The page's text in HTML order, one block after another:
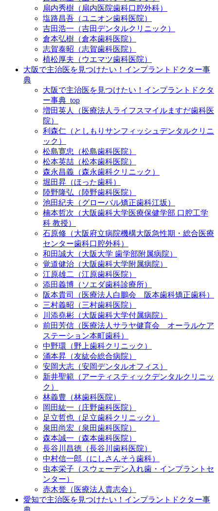
扇内秀樹（扇内医院歯科口腔外科）
塩路昌吾（ユニオン歯科医院）
吉田浩一（吉田デンタルクリニック）
倉本弘樹（倉本歯科医院）
志賀泰昭（志賀歯科医院）
植松厚夫（ウエマツ歯科医院）
大阪で主治医を見つけたい！インプラントドクター事
典
大阪で主治医を見つけたい！インプラントドクタ
ー事典_top
増田英人（医療法人ライフスマイルますだ歯科医
院）
利森仁（としもりサンフィッシュデンタルクリニ
ック）
松島寛忠（松島歯科医院）
松本英喆（松本歯科医院）
森永昌義（森永歯科クリニック）
堀田昇（ほった歯科）
陸野隆弘（陸野歯科医院）
池田紀夫（グローバル矯正歯科江坂）
楠本哲次（大阪歯科大学医療保健学部 口腔工学
科 教授）
石原修（大阪府立病院機構大阪急性期・総合医療
センター歯科口腔外科）
和田誠大（大阪大学 歯学部附属病院）
覚道健治（大阪歯科大学附属病院）
江原雄二（江原歯科医院）
添田義博（ソエダ歯科診療所）
阪本貴司（医療法人白鵬会 阪本歯科矯正歯科）
三村義昭（三村歯科医院）
川添堯彬（大阪歯科大学付属病院）
前田芳信（医療法人サラヤ健育会 オーラルケア
ステーション本町歯科）
中野環（野上歯科クリニック）
涌本昇（友紘会総合病院）
安岡大志（安岡デンタルオフィス）
新井聖範（アーティスティックデンタルクリニッ
ク）
林義豊（林歯科医院）
岡田紘一（庄野歯科医院）
足立哲也（足立歯科クリニック）
泉田尚宏（泉田歯科医院）
森本誠一（森本歯科医院）
長谷川昌徳（長谷川歯科医院）
中村信一郎（にしさんそう歯科）
虫本栄子（スウェーデン入れ歯・インプラントセ
ンター）
赤木誉（医療法人貴志会）
愛知で主治医を見つけたい！インプラントドクター事